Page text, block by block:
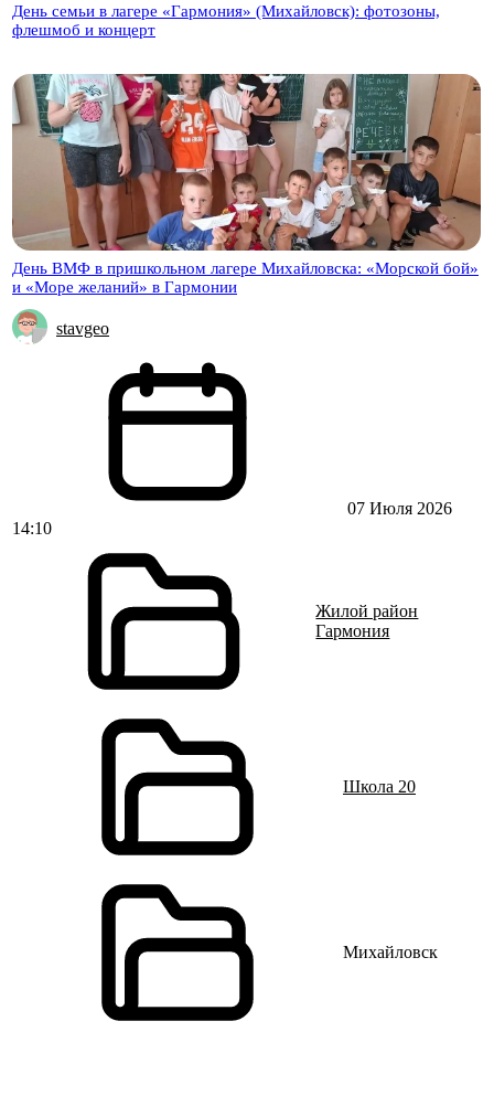
День семьи в лагере «Гармония» (Михайловск): фотозоны,
флешмоб и концерт
День ВМФ в пришкольном лагере Михайловска: «Морской бой»
и «Море желаний» в Гармонии
stavgeo
07 Июля 2026
14:10
Жилой район
Гармония
Школа 20
Михайловск